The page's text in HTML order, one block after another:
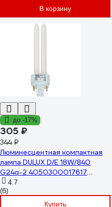
В корзину
до -17%
305 ₽
344 ₽
Люминесцентная компактная
лампа DULUX D/E 18W/840
G24q-2 4050300017617
4099854122378
4.7
(6)
Купить